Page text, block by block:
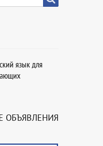
язык для
ОБЪЯВЛЕНИЯ